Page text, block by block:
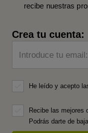
recibe nuestras
Crea tu cuenta:
Introduce tu email:
He leído y acepto
Recibe las mejores
Podrás darte de